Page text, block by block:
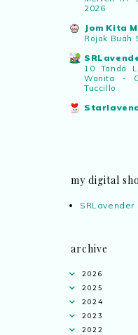
2026
Jom Kita
Rojak Buah
10 Tanda
Wanita -
Tuccillo
my digital
SRLavender
archive
2026
2025
2024
2023
2022